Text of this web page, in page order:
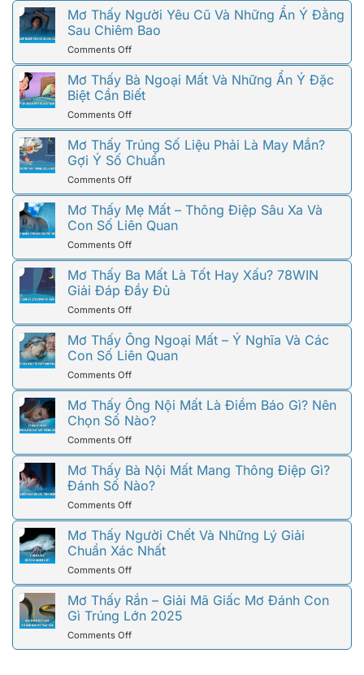
Mơ Thấy Người Yêu Cũ Và Những Ẩn Ý Đằng
Sau Chiêm Bao
Comments Offon
Mơ
Thấy
Người
Yêu
Và
Những
Ẩn
Ý
Chiêm
Bao
Mơ Thấy Bà Ngoại Mất Và Những Ẩn Ý Đặc
Biệt Cần Biết
Comments Offon
Mơ
Thấy
Bà
Ngoại
Và
Những
Ẩn
Ý
Cần
Biết
Mơ Thấy Trúng Số Liệu Phải Là May Mắn?
Gợi Ý Số Chuẩn
Comments Offon
Mơ
Thấy
Trúng
Số
Phải
Là
May
Mắn?
Ý
Số
Chuẩn
Mơ Thấy Mẹ Mất – Thông Điệp Sâu Xa Và
Con Số Liên Quan
Comments Offon
Mơ
Thấy
Mẹ
Mất
Thông
Điệp
Sâu
Xa
Con
Số
Liên
Quan
Mơ Thấy Ba Mất Là Tốt Hay Xấu? 78WIN
Giải Đáp Đầy Đủ
Comments Offon
Mơ
Thấy
Ba
Mất
Tốt
Hay
Xấu?
78WIN
Đầy
Đủ
Mơ Thấy Ông Ngoại Mất – Ý Nghĩa Và Các
Con Số Liên Quan
Comments Offon
Mơ
Thấy
Ông
Ngoại
–
Ý
Nghĩa
Và
Số
Liên
Quan
Mơ Thấy Ông Nội Mất Là Điềm Báo Gì? Nên
Chọn Số Nào?
Comments Offon
Mơ
Thấy
Ông
Nội
Là
Điềm
Báo
Gì?
Chọn
Số
Nào?
Mơ Thấy Bà Nội Mất Mang Thông Điệp Gì?
Đánh Số Nào?
Comments Offon
Mơ
Thấy
Bà
Mang
Thông
Điệp
Gì?
Mơ Thấy Người Chết Và Những Lý Giải
Chuẩn Xác Nhất
Comments Offon
Mơ
Thấy
Người
Chết
Những
Mơ Thấy Rắn – Giải Mã Giấc Mơ Đánh Con
Gì Trúng Lớn 2025
Comments Offon
Mơ